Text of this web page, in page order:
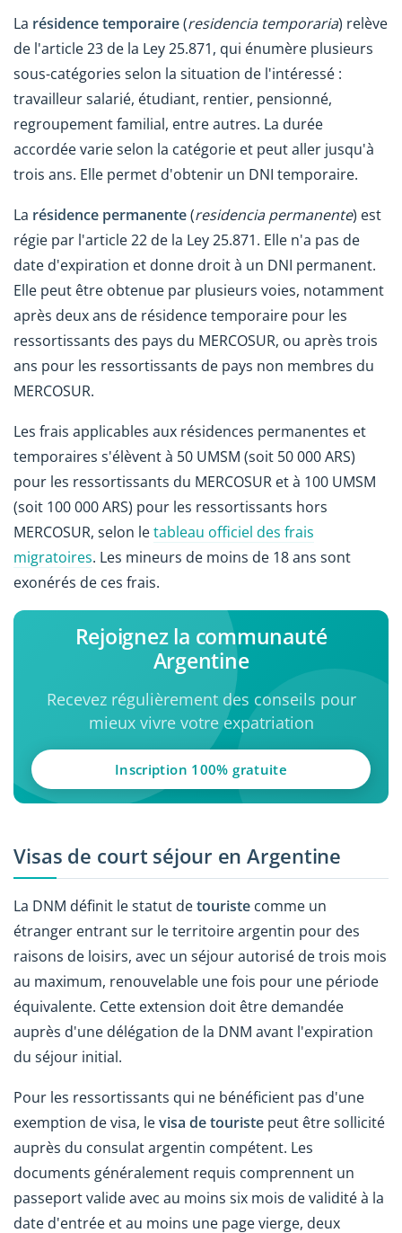
La résidence temporaire(residencia temporaria) relève
de l'article 23 de la Ley 25.871, qui énumère plusieurs
sous-catégories selon la situation de l'intéressé :
travailleur salarié, étudiant, rentier, pensionné,
regroupement familial, entre autres. La durée
accordée varie selon la catégorie et peut aller jusqu'à
trois ans. Elle permet d'obtenir un DNI temporaire.
La résidence permanente(residencia permanente) est
régie par l'article 22 de la Ley 25.871. Elle n'a pas de
date d'expiration et donne droit à un DNI permanent.
Elle peut être obtenue par plusieurs voies, notamment
après deux ans de résidence temporaire pour les
ressortissants des pays du MERCOSUR, ou après trois
ans pour les ressortissants de pays non membres du
MERCOSUR.
Les frais applicables aux résidences permanentes et
temporaires s'élèvent à 50 UMSM (soit 50 000 ARS)
pour les ressortissants du MERCOSUR et à 100 UMSM
(soit 100 000 ARS) pour les ressortissants hors
MERCOSUR, selon letableau officiel des frais
migratoires. Les mineurs de moins de 18 ans sont
exonérés de ces frais.
Rejoignez la communauté
Argentine
Recevez régulièrement des conseils pour
mieux vivre votre expatriation
Inscription 100% gratuite
Visas de court séjour en Argentine
La DNM définit le statut detouriste comme un
étranger entrant sur le territoire argentin pour des
raisons de loisirs, avec un séjour autorisé de trois mois
au maximum, renouvelable une fois pour une période
équivalente. Cette extension doit être demandée
auprès d'une délégation de la DNM avant l'expiration
du séjour initial.
Pour les ressortissants qui ne bénéficient pas d'une
exemption de visa, levisa de touriste peut être sollicité
auprès du consulat argentin compétent. Les
documents généralement requis comprennent un
passeport valide avec au moins six mois de validité à la
date d'entrée et au moins une page vierge, deux